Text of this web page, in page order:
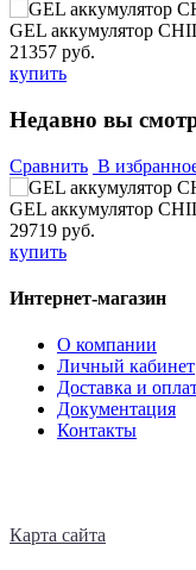
GEL аккумулятор
21357 руб.
купить
Недавно вы
Сравнить В
GEL аккумулятор
29719 руб.
купить
Интернет-магазин
О компании
Личный кабинет
Доставка и
Документация
Контакты
Карта сайта